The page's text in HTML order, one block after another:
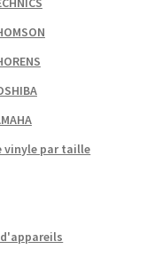
vinyle par taille